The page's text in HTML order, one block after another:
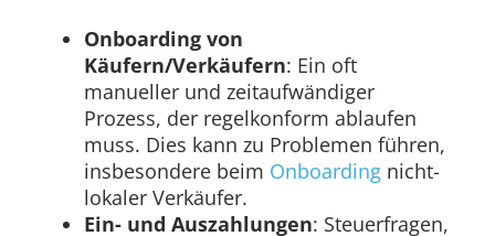
Onboarding von
Käufern/Verkäufern: Ein oft
manueller und zeitaufwändiger
Prozess, der regelkonform ablaufen
muss. Dies kann zu Problemen führen,
insbesondere beim Onboardingnicht-
lokaler Verkäufer.
Ein- und Auszahlungen: Steuerfragen,